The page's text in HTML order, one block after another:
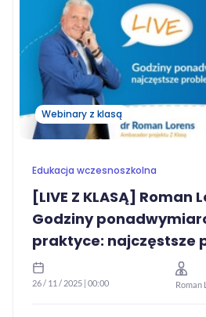
Webinary z klasą
Edukacja wczesnoszkolna
[LIVE Z KLASĄ] Roman
Godziny
praktyce: najczęstsze
interpretacje
26 / 11 / 2025 | 00:00 Roman